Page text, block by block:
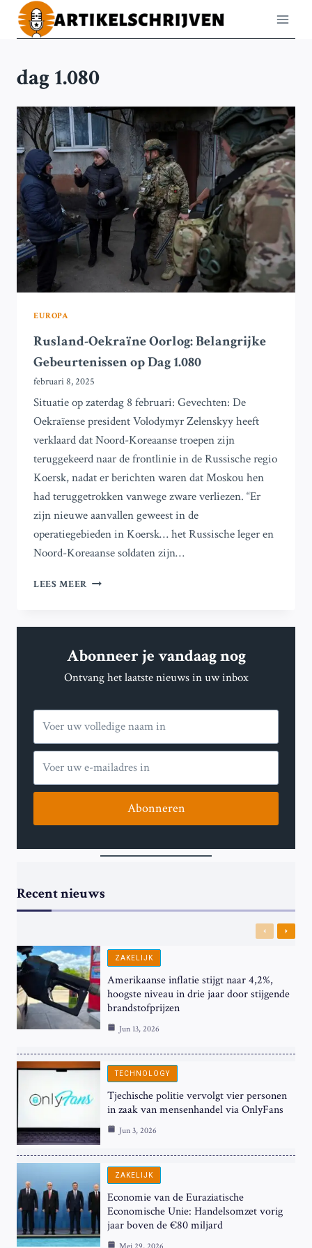
Doorgaan
naar
dag 1.080
EUROPA
Rusland-Oekraïne Oorlog: Belangrijke
Gebeurtenissen op Dag 1.080
februari 8, 2025
Situatie op zaterdag 8 februari: Gevechten: De
Oekraïense president Volodymyr Zelenskyy heeft
verklaard dat Noord-Koreaanse troepen zijn
teruggekeerd naar de frontlinie in de Russische regio
Koersk, nadat er berichten waren dat Moskou hen
had teruggetrokken vanwege zware verliezen. “Er
zijn nieuwe aanvallen geweest in de
operatiegebieden in Koersk… het Russische leger en
Noord-Koreaanse soldaten zijn…
LEES MEER RUSLAND-
BELANGRIJKE
OP
1.080
Abonneer je vandaag nog
Ontvang het laatste nieuws in uw inbox
Abonneren
Recent nieuws
Previous
Next
ZAKELIJK
Amerikaanse inflatie stijgt naar 4,2%,
hoogste niveau in drie jaar door stijgende
brandstofprijzen
Jun 13, 2026
TECHNOLOGY
Tjechische politie vervolgt vier personen
in zaak van mensenhandel via OnlyFans
Jun 3, 2026
ZAKELIJK
Economie van de Euraziatische
Economische Unie: Handelsomzet vorig
jaar boven de €80 miljard